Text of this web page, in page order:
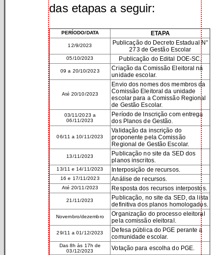
das etapas a seguir:
PERÍODO/DATA ETAPA
12/9/2023
Publicação do Decreto Estadual N°
273 de Gestão Escolar
05/10/2023 Publicação do Edital DOE-SC.
09 a 20/10/2023
Criação da Comissão Eleitoral na
unidade escolar.
Até 20/10/2023
Envio dos nomes dos membros da
Comissão Eleitoral da unidade
escolar para a Comissão Regional
de Gestão Escolar.
03/11/2023 a
06/11/2023
Período de Inscrição com entrega
dos Planos de Gestão.
06/11 a 10/11/2023
Validação da inscrição do
proponente pela Comissão
Regional de Gestão Escolar.
13/11/2023
Publicação no site da SED dos
planos inscritos.
13/11 e 14/11/2023 Interposição de recursos.
16 e 17/11/2023 Análise de recursos.
Até 20/11/2023 Resposta dos recursos interpostos.
21/11/2023
Publicação, no site da SED, da lista
definitiva dos planos homologados.
Novembro/dezembro
Organização do processo eleitoral
pela comissão eleitoral.
29/11 a 01/12/2023
Defesa pública do PGE perante a
comunidade escolar.
Das 8h às 17h de
03/12/2023
Votação para escolha do PGE.